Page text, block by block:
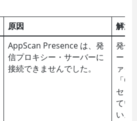
原因
解決
AppScan Presenceは、発
信プロキシー・サーバーに
接続できませんでした。
発信
ート
ァイ
「
セク
てい
い。